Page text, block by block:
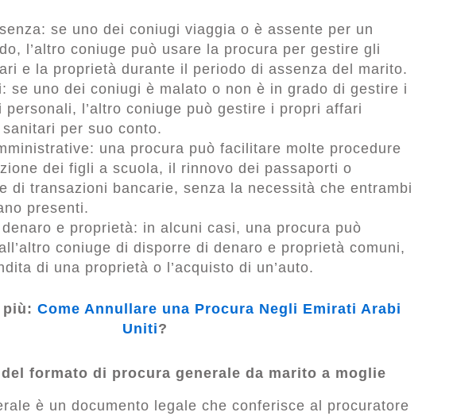
se uno dei coniugi viaggia o è assente per un
l’altro coniuge può usare la procura per gestire gli
e la proprietà durante il periodo di assenza del marito.
se uno dei coniugi è malato o non è in grado di gestire i
personali, l’altro coniuge può gestire i propri affari
per suo conto.
una procura può facilitare molte procedure
dei figli a scuola, il rinnovo dei passaporti o
di transazioni bancarie, senza la necessità che entrambi
presenti.
e proprietà: in alcuni casi, una procura può
coniuge di disporre di denaro e proprietà comuni,
di una proprietà o l’acquisto di un’auto.
più: Come Annullare una Procura Negli Emirati Arabi
Uniti?
formato di procura generale da marito a moglie
è un documento legale che conferisce al procuratore